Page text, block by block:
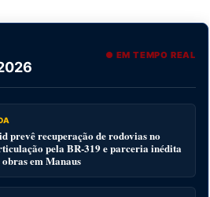
● EM TEMPO REAL
prevê recuperação de rodovias no
pela BR-319 e parceria inédita
em Manaus